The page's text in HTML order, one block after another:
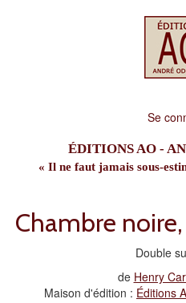
Se
ÉDITIONS AO -
« Il ne faut jamais sous-
Chambre
Double
de Henry
Maison d'édition : Éditions